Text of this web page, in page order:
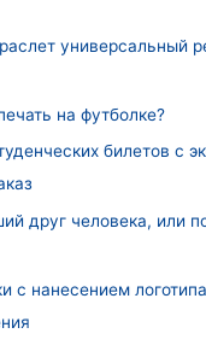
универсальный
на футболке?
билетов с
друг человека, или
с нанесением